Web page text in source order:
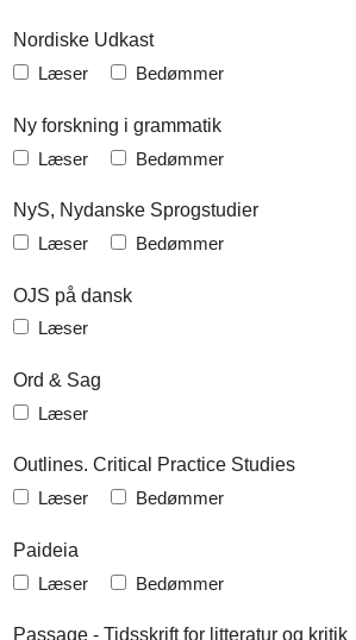
Nordiske Udkast
Læser Bedømmer
Ny forskning i grammatik
Læser Bedømmer
NyS, Nydanske Sprogstudier
Læser Bedømmer
OJS på dansk
Læser
Ord & Sag
Læser
Outlines. Critical Practice Studies
Læser Bedømmer
Paideia
Læser Bedømmer
Passage - Tidsskrift for litteratur og kritik